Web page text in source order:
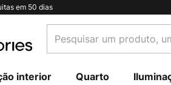
em 50 dias
um
uma
interior Quarto